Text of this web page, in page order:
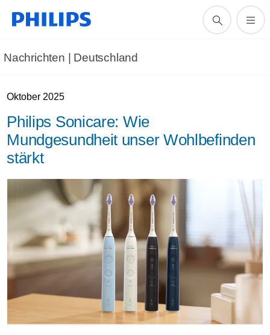
Nachrichten | Deutschland
Oktober 2025
Philips Sonicare: Wie
Mundgesundheit unser Wohlbefinden
stärkt